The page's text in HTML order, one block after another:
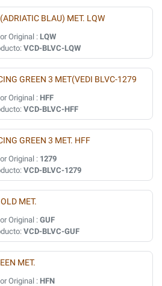
BLAU) MET. LQW
Original : LQW
VCD-BLVC-LQW
GREEN 3 MET(VEDI BLVC-1279
Original : HFF
VCD-BLVC-HFF
GREEN 3 MET. HFF
Original : 1279
VCD-BLVC-1279
MET.
Original :GUF
VCD-BLVC-GUF
MET.
Original : HFN